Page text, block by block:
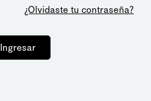
¿Olvidaste tu contraseña?
Ingresar